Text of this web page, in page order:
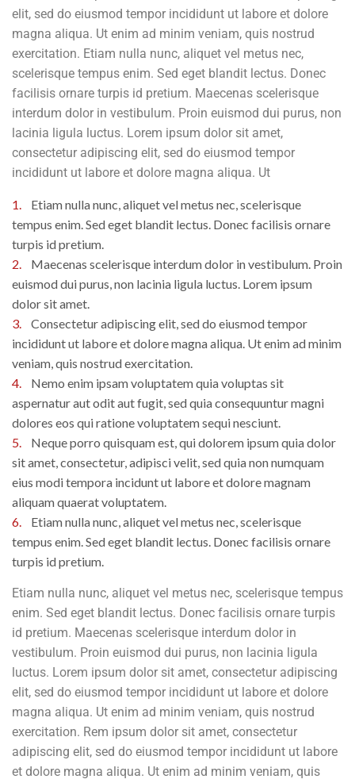
elit, sed do eiusmod tempor incididunt ut labore et dolore
magna aliqua. Ut enim ad minim veniam, quis nostrud
exercitation. Etiam nulla nunc, aliquet vel metus nec,
scelerisque tempus enim. Sed eget blandit lectus. Donec
facilisis ornare turpis id pretium. Maecenas scelerisque
interdum dolor in vestibulum. Proin euismod dui purus, non
lacinia ligula luctus. Lorem ipsum dolor sit amet,
consectetur adipiscing elit, sed do eiusmod tempor
incididunt ut labore et dolore magna aliqua. Ut
1. Etiam nulla nunc, aliquet vel metus nec, scelerisque
tempus enim. Sed eget blandit lectus. Donec facilisis ornare
turpis id pretium.
2. Maecenas scelerisque interdum dolor in vestibulum. Proin
euismod dui purus, non lacinia ligula luctus. Lorem ipsum
dolor sit amet.
3. Consectetur adipiscing elit, sed do eiusmod tempor
incididunt ut labore et dolore magna aliqua. Ut enim ad minim
veniam, quis nostrud exercitation.
4. Nemo enim ipsam voluptatem quia voluptas sit
aspernatur aut odit aut fugit, sed quia consequuntur magni
dolores eos qui ratione voluptatem sequi nesciunt.
5. Neque porro quisquam est, qui dolorem ipsum quia dolor
sit amet, consectetur, adipisci velit, sed quia non numquam
eius modi tempora incidunt ut labore et dolore magnam
aliquam quaerat voluptatem.
6. Etiam nulla nunc, aliquet vel metus nec, scelerisque
tempus enim. Sed eget blandit lectus. Donec facilisis ornare
turpis id pretium.
Etiam nulla nunc, aliquet vel metus nec, scelerisque tempus
enim. Sed eget blandit lectus. Donec facilisis ornare turpis
id pretium. Maecenas scelerisque interdum dolor in
vestibulum. Proin euismod dui purus, non lacinia ligula
luctus. Lorem ipsum dolor sit amet, consectetur adipiscing
elit, sed do eiusmod tempor incididunt ut labore et dolore
magna aliqua. Ut enim ad minim veniam, quis nostrud
exercitation. Rem ipsum dolor sit amet, consectetur
adipiscing elit, sed do eiusmod tempor incididunt ut labore
et dolore magna aliqua. Ut enim ad minim veniam, quis